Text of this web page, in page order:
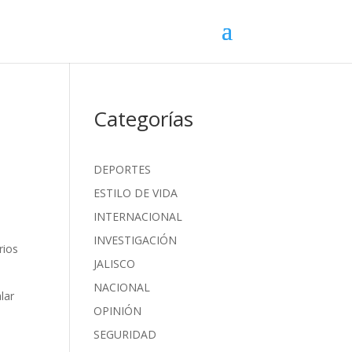
Categorías
DEPORTES
ESTILO DE VIDA
INTERNACIONAL
INVESTIGACIÓN
JALISCO
NACIONAL
OPINIÓN
SEGURIDAD